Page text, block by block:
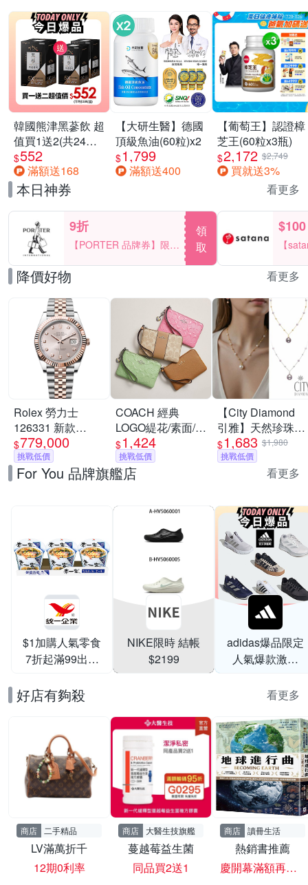
韓國熊津黑蔘飲 超
值買1送2(共24入
組)
$552
滿額送168
【大研生醫】德國
頂級魚油(60粒)x2
$1,799
滿額送400
【葡萄王】認證樟
芝王(60粒x3瓶)
$2,172 $2,749
買就送3%
本日神券 看更多
9折
【PORTER 品牌券】限時
2天 滿2000享9折
領
取
$100
【
一件
降價好物 看更多
Rolex 勞力士
126331 新款
Datejust 粉面時鑽
玫瑰金-41mm
$779,000
$820,000
挑戰低價
COACH 經典
LOGO緹花/素面/圖
騰手拿包 零錢包
(多款可選)
$1,424
挑戰低價
【City Diamond
引雅】天然珍珠
10mm 金球 隔珠
造型 項鍊 -多款任
選(珠潤月詠系列)
$1,683 $1,980
挑戰低價
For You 品牌旗艦店 看更多
$1加購人氣零食
7折起滿99出貨
NIKE限時 結帳
$2199
adidas爆品限定
人氣爆款激降
好店有夠殺 看更多
商店 二手精品
LV滿萬折千
12期0利率
商店 大醫生技旗艦
蔓越莓益生菌
同品買2送1
商店 讀冊生活
熱銷書推薦
慶開幕滿額再現折